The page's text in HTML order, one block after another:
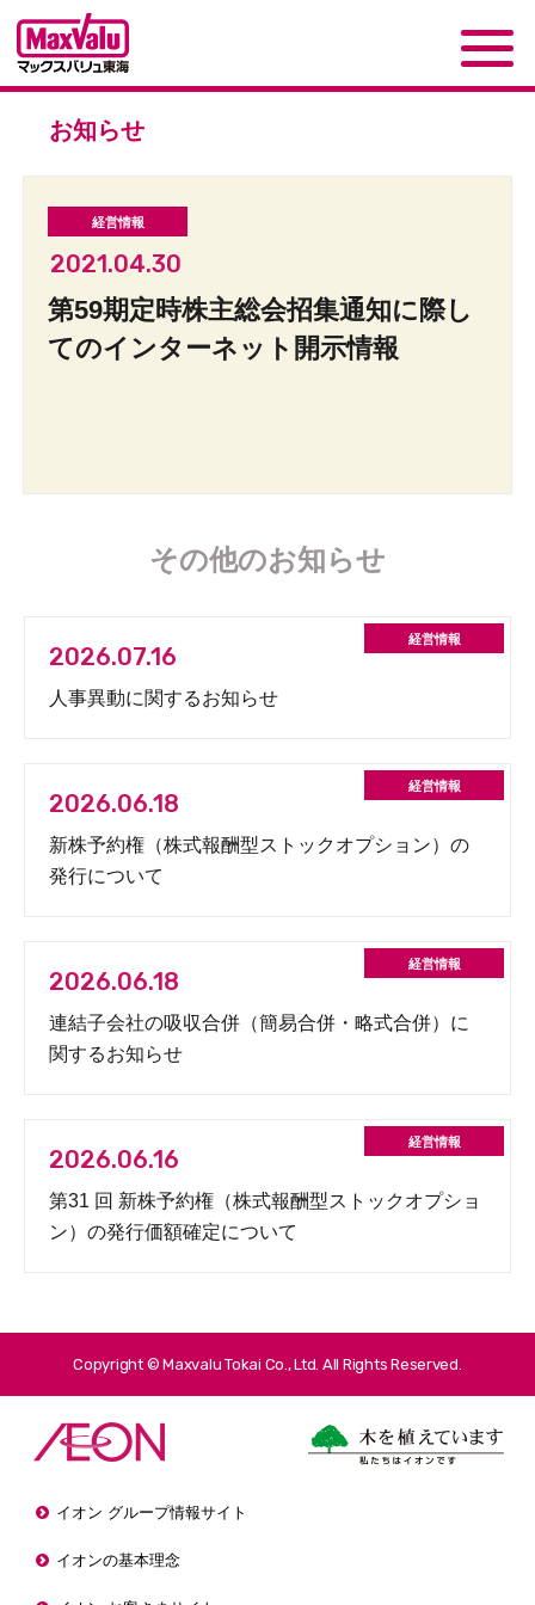
お知らせ
2021.04.30
第59期定時株主総会招集通知に際し
てのインターネット開示情報
その他のお知らせ
2026.07.16
人事異動に関するお知らせ
2026.06.18
新株予約権（株式報酬型ストックオプション）の
発行について
2026.06.18
連結子会社の吸収合併（簡易合併・略式合併）に
関するお知らせ
2026.06.16
第31 回 新株予約権（株式報酬型ストックオプショ
ン）の発行価額確定について
Copyright © Maxvalu Tokai Co., Ltd. All Rights Reserved.
イオン グループ情報サイト
イオンの基本理念